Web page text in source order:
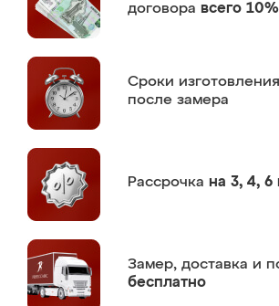
договора всего 10%
Сроки изготовления
после замера
Рассрочка на 3, 4, 6
Замер, доставка и
бесплатно